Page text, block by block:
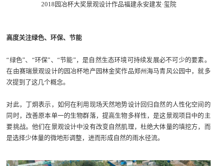
2018园冶杯大奖景观设计作品福建永安建发·玺院
高度关注绿色、环保、节能
“绿色”、“环保”、“节能”，是自然生态环境可持续发展必不可少的要素。
在由赛瑞景观设计的园冶杯地产园林金奖作品郑州海马青风公园中，就多
次提到了这几个概念。
对此，丁炯表示，如何在利用现场天然地势设计回归自然的人性化空间的
同时，改善原本单一的生物群落，提高生物多样性，是这景观项目中的主
要挑战。他们在景观设计中没有改变自然肌理，杜绝大体量的填挖方，而
是选择少体量的微地形调整，进而形成自然的雨水径流。